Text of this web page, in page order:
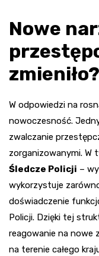
Nowe
zmieniło?
W odpowiedzi na
nowoczesność.
zwalczanie
zorganizowanymi. W
Śledcze Policji –
wykorzystuje
doświadczenie
Policji. Dzięki tej
reagowanie na nowe
na terenie całego